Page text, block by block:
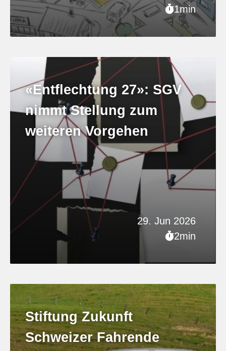
1min
29. Jun 2026
2min
«Entflechtung 27»: SGV
nimmt Stellung zum
weiteren Vorgehen
Stiftung Zukunft
Schweizer Fahrende